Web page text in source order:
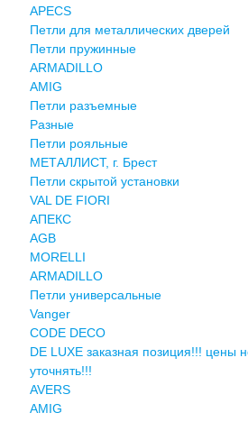
APECS
Петли для металлических дверей
Петли пружинные
ARMADILLO
AMIG
Петли разъемные
Разные
Петли рояльные
МЕТАЛЛИСТ, г. Брест
Петли скрытой установки
VAL DE FIORI
АПЕКС
AGB
MORELLI
ARMADILLO
Петли универсальные
Vanger
CODE DECO
DE LUXE заказная позиция!!! цены
уточнять!!!
AVERS
AMIG